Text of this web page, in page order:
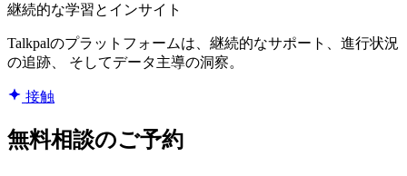
継続的な学習とインサイト
Talkpalのプラットフォームは、継続的なサポート、進行状況
の追跡、 そしてデータ主導の洞察。
接触
無料相談のご予約